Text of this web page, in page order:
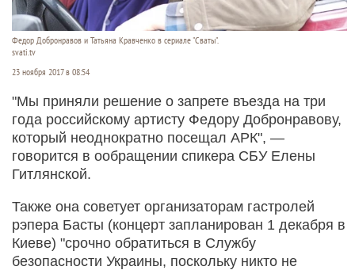
Федор Добронравов и Татьяна Кравченко в сериале "Сваты".
svati.tv
23 ноября 2017 в 08:54
"Мы приняли решение о запрете въезда на три
года российскому артисту Федору Добронравову,
который неоднократно посещал АРК", —
говорится в ообращении спикера СБУ Елены
Гитлянской.
Также она советует организаторам гастролей
рэпера Басты (концерт запланирован 1 декабря в
Киеве) "срочно обратиться в Службу
безопасности Украины, поскольку никто не